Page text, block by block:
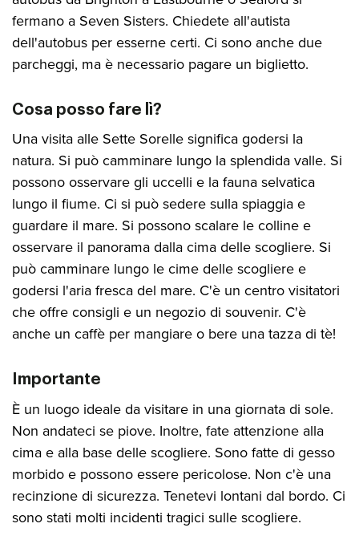
fermano a Seven Sisters. Chiedete all'autista
dell'autobus per esserne certi. Ci sono anche due
parcheggi, ma è necessario pagare un biglietto.
Cosa posso fare lì?
Una visita alle Sette Sorelle significa godersi la
natura. Si può camminare lungo la splendida valle. Si
possono osservare gli uccelli e la fauna selvatica
lungo il fiume. Ci si può sedere sulla spiaggia e
guardare il mare. Si possono scalare le colline e
osservare il panorama dalla cima delle scogliere. Si
può camminare lungo le cime delle scogliere e
godersi l'aria fresca del mare. C'è un centro visitatori
che offre consigli e un negozio di souvenir. C'è
anche un caffè per mangiare o bere una tazza di tè!
Importante
È un luogo ideale da visitare in una giornata di sole.
Non andateci se piove. Inoltre, fate attenzione alla
cima e alla base delle scogliere. Sono fatte di gesso
morbido e possono essere pericolose. Non c'è una
recinzione di sicurezza. Tenetevi lontani dal bordo. Ci
sono stati molti incidenti tragici sulle scogliere.